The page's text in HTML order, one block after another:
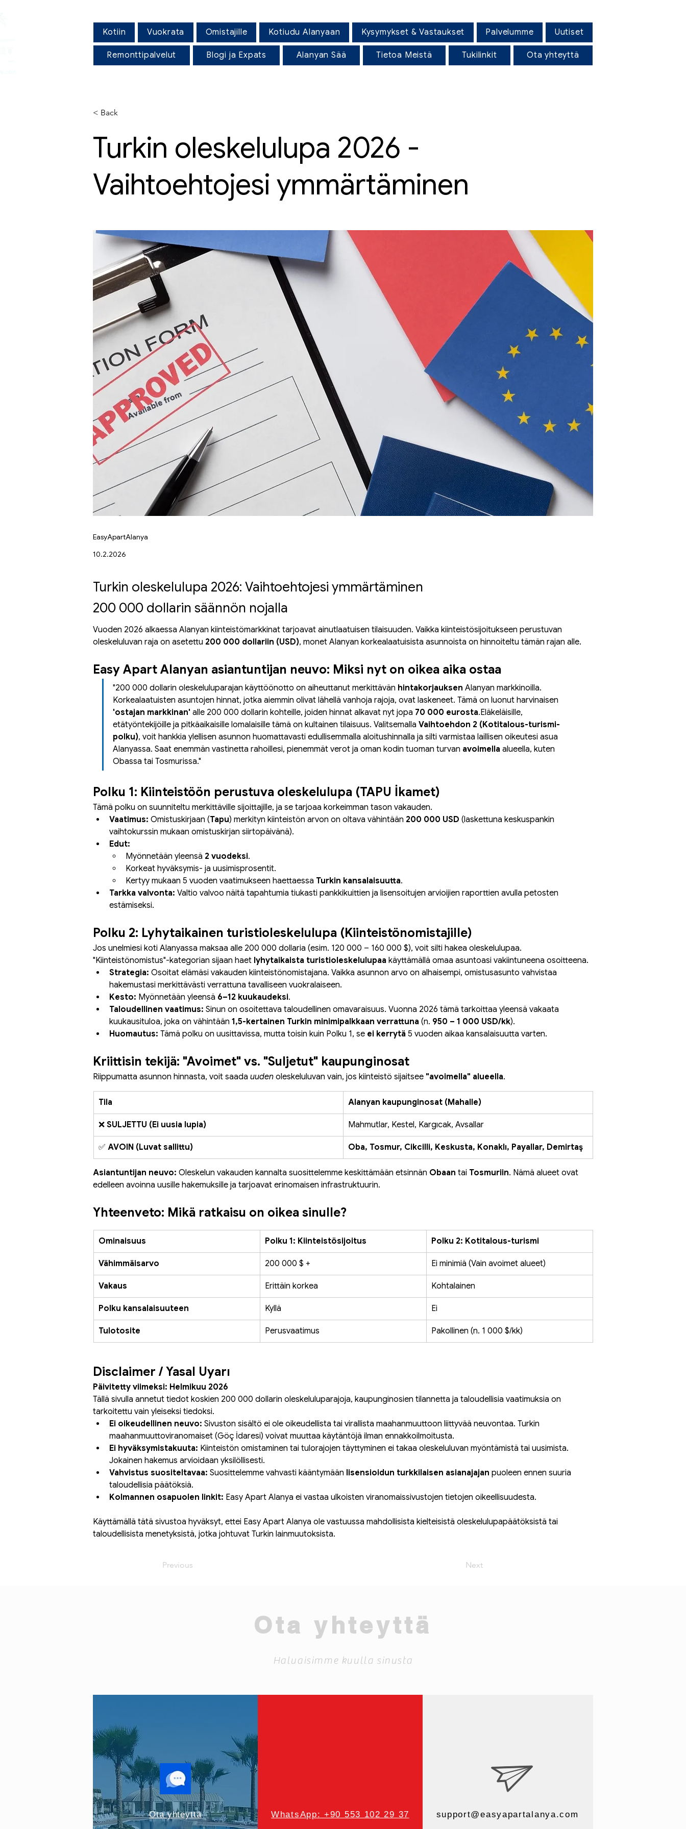
Kotiin Vuokrata Omistajille Kotiudu Alanyaan Kysymykset & Vastaukset Palvelumme Uutiset
Remonttipalvelut Blogi ja Expats Alanyan Sää Tietoa Meistä Tukilinkit Ota yhteyttä
< Back
Turkin oleskelulupa 2026 -
Vaihtoehtojesi ymmärtäminen
EasyApartAlanya
10.2.2026
Turkin oleskelulupa 2026: Vaihtoehtojesi ymmärtäminen
200 000 dollarin säännön nojalla
Vuoden 2026 alkaessa Alanyan kiinteistömarkkinat tarjoavat ainutlaatuisen tilaisuuden. Vaikka kiinteistösijoitukseen perustuvan
oleskeluluvan raja on asetettu 200 000 dollariin (USD), monet Alanyan korkealaatuisista asunnoista on hinnoiteltu tämän rajan alle.
Easy Apart Alanyan asiantuntijan neuvo: Miksi nyt on oikea aika ostaa
"200 000 dollarin oleskeluluparajan käyttöönotto on aiheuttanut merkittävän hintakorjauksen Alanyan markkinoilla.
Korkealaatuisten asuntojen hinnat, jotka aiemmin olivat lähellä vanhoja rajoja, ovat laskeneet. Tämä on luonut harvinaisen
'ostajan markkinan' alle 200 000 dollarin kohteille, joiden hinnat alkavat nyt jopa 70 000 eurosta.Eläkeläisille,
etätyöntekijöille ja pitkäaikaisille lomalaisille tämä on kultainen tilaisuus. Valitsemalla Vaihtoehdon 2 (Kotitalous-turismi-
polku), voit hankkia ylellisen asunnon huomattavasti edullisemmalla aloitushinnalla ja silti varmistaa laillisen oikeutesi asua
Alanyassa. Saat enemmän vastinetta rahoillesi, pienemmät verot ja oman kodin tuoman turvan avoimella alueella, kuten
Obassa tai Tosmurissa."
Polku 1: Kiinteistöön perustuva oleskelulupa (TAPU İkamet)
Tämä polku on suunniteltu merkittäville sijoittajille, ja se tarjoaa korkeimman tason vakauden.
Vaatimus: Omistuskirjaan (Tapu) merkityn kiinteistön arvon on oltava vähintään 200 000 USD (laskettuna keskuspankin
vaihtokurssin mukaan omistuskirjan siirtopäivänä).
Edut:
Myönnetään yleensä 2 vuodeksi.
Korkeat hyväksymis- ja uusimisprosentit.
Kertyy mukaan 5 vuoden vaatimukseen haettaessa Turkin kansalaisuutta.
Tarkka valvonta: Valtio valvoo näitä tapahtumia tiukasti pankkikuittien ja lisensoitujen arvioijien raporttien avulla petosten
estämiseksi.
Polku 2: Lyhytaikainen turistioleskelulupa (Kiinteistönomistajille)
Jos unelmiesi koti Alanyassa maksaa alle 200 000 dollaria (esim. 120 000 – 160 000 $), voit silti hakea oleskelulupaa.
"Kiinteistönomistus"-kategorian sijaan haet lyhytaikaista turistioleskelulupaa käyttämällä omaa asuntoasi vakiintuneena osoitteena.
Strategia: Osoitat elämäsi vakauden kiinteistönomistajana. Vaikka asunnon arvo on alhaisempi, omistusasunto vahvistaa
hakemustasi merkittävästi verrattuna tavalliseen vuokralaiseen.
Kesto: Myönnetään yleensä 6–12 kuukaudeksi.
Taloudellinen vaatimus: Sinun on osoitettava taloudellinen omavaraisuus. Vuonna 2026 tämä tarkoittaa yleensä vakaata
kuukausituloa, joka on vähintään 1,5-kertainen Turkin minimipalkkaan verrattuna (n. 950 – 1 000 USD/kk).
Huomautus: Tämä polku on uusittavissa, mutta toisin kuin Polku 1, se ei kerrytä 5 vuoden aikaa kansalaisuutta varten.
Kriittisin tekijä: "Avoimet" vs. "Suljetut" kaupunginosat
Riippumatta asunnon hinnasta, voit saada uuden oleskeluluvan vain, jos kiinteistö sijaitsee "avoimella" alueella.
Tila Alanyan kaupunginosat (Mahalle)
❌ SULJETTU (Ei uusia lupia) Mahmutlar, Kestel, Kargıcak, Avsallar
✅ AVOIN (Luvat sallittu) Oba, Tosmur, Cikcilli, Keskusta, Konaklı, Payallar, Demirtaş
Asiantuntijan neuvo: Oleskelun vakauden kannalta suosittelemme keskittämään etsinnän Obaan tai Tosmuriin. Nämä alueet ovat
edelleen avoinna uusille hakemuksille ja tarjoavat erinomaisen infrastruktuurin.
Yhteenveto: Mikä ratkaisu on oikea sinulle?
Ominaisuus Polku 1: Kiinteistösijoitus Polku 2: Kotitalous-turismi
Vähimmäisarvo 200 000 $ + Ei minimiä (Vain avoimet alueet)
Vakaus Erittäin korkea Kohtalainen
Polku kansalaisuuteen Kyllä Ei
Tulotosite Perusvaatimus Pakollinen (n. 1 000 $/kk)
Disclaimer / Yasal Uyarı
Päivitetty viimeksi: Helmikuu 2026
Tällä sivulla annetut tiedot koskien 200 000 dollarin oleskeluluparajoja, kaupunginosien tilannetta ja taloudellisia vaatimuksia on
tarkoitettu vain yleiseksi tiedoksi.
Ei oikeudellinen neuvo: Sivuston sisältö ei ole oikeudellista tai virallista maahanmuuttoon liittyvää neuvontaa. Turkin
maahanmuuttoviranomaiset (Göç İdaresi) voivat muuttaa käytäntöjä ilman ennakkoilmoitusta.
Ei hyväksymistakuuta: Kiinteistön omistaminen tai tulorajojen täyttyminen ei takaa oleskeluluvan myöntämistä tai uusimista.
Jokainen hakemus arvioidaan yksilöllisesti.
Vahvistus suositeltavaa: Suosittelemme vahvasti kääntymään lisensioidun turkkilaisen asianajajan puoleen ennen suuria
taloudellisia päätöksiä.
Kolmannen osapuolen linkit: Easy Apart Alanya ei vastaa ulkoisten viranomaissivustojen tietojen oikeellisuudesta.
Käyttämällä tätä sivustoa hyväksyt, ettei Easy Apart Alanya ole vastuussa mahdollisista kielteisistä oleskelulupapäätöksistä tai
taloudellisista menetyksistä, jotka johtuvat Turkin lainmuutoksista.
Previous Next
Ota yhteyttä
Haluaisimme kuulla sinusta
Ota yhteyttä WhatsApp: +90 553 102 29 37 support@easyapartalanya.com